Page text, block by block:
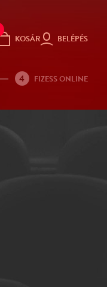
KOSÁR BELÉPÉS
4 FIZESS ONLINE